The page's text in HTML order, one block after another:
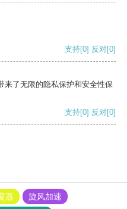
支持[0] 反对[0]
来了无限的隐私保护和安全性保
支持[0] 反对[0]
器
旋风加速